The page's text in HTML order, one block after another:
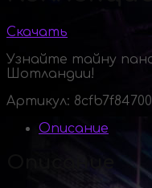
Скачать
Узнайте тайну
Шотландии!
Артикул:
Описание